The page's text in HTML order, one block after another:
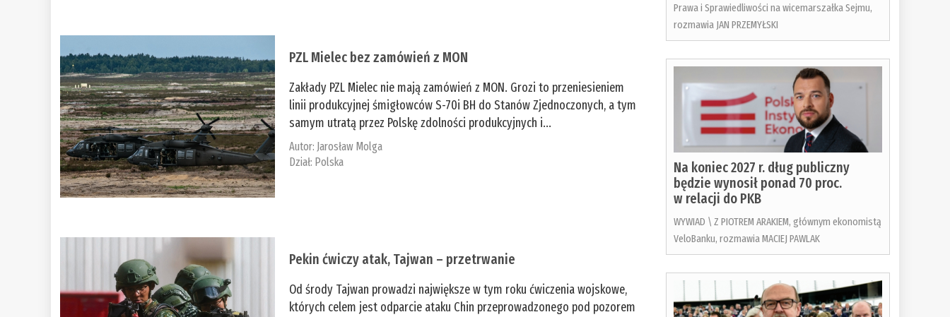
PZL Mielec bez zamówień z MON
Zakłady PZL Mielec nie mają zamówień z MON. Grozi to przeniesieniem
linii produkcyjnej śmigłowców S-70i BH do Stanów Zjednoczonych, a tym
samym utratą przez Polskę zdolności produkcyjnych i...
Autor: Jarosław Molga
Dział: Polska
Pekin ćwiczy atak, Tajwan – przetrwanie
Od środy Tajwan prowadzi największe w tym roku ćwiczenia wojskowe,
których celem jest odparcie ataku Chin przeprowadzonego pod pozorem
Prawa i Sprawiedliwości na wicemarszałka Sejmu,
rozmawia JAN PRZEMYŁSKI
Na koniec 2027 r. dług publiczny
będzie wynosił ponad 70 proc.
w relacji do PKB
WYWIAD \ Z PIOTREM ARAKIEM, głównym ekonomistą
VeloBanku, rozmawia MACIEJ PAWLAK